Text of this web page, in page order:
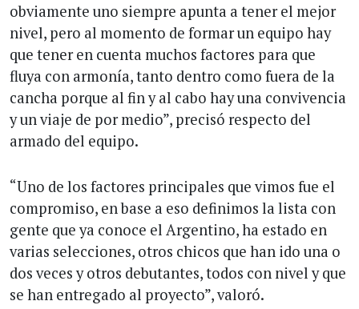
obviamente uno siempre apunta a tener el mejor
nivel, pero al momento de formar un equipo hay
que tener en cuenta muchos factores para que
fluya con armonía, tanto dentro como fuera de la
cancha porque al fin y al cabo hay una convivencia
y un viaje de por medio”, precisó respecto del
armado del equipo.
“Uno de los factores principales que vimos fue el
compromiso, en base a eso definimos la lista con
gente que ya conoce el Argentino, ha estado en
varias selecciones, otros chicos que han ido una o
dos veces y otros debutantes, todos con nivel y que
se han entregado al proyecto”, valoró.